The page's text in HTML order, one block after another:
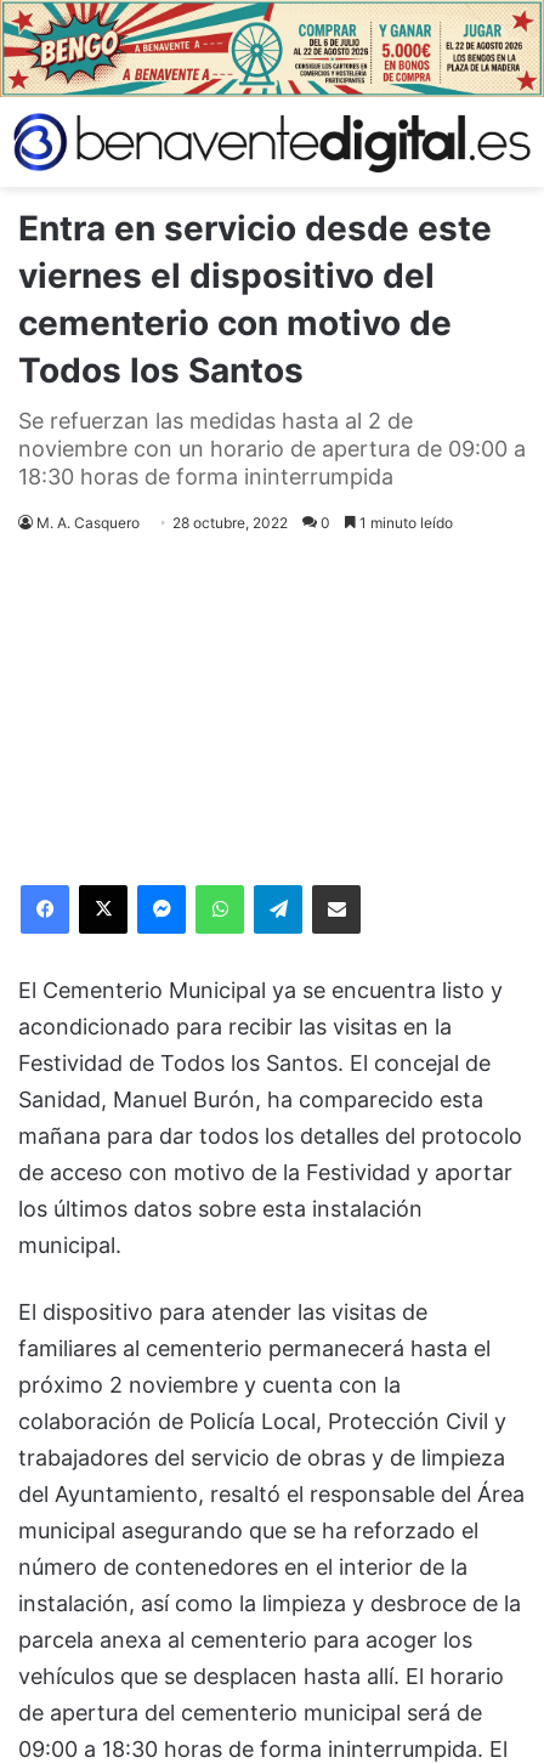
Entra en servicio desde este
viernes el dispositivo del
cementerio con motivo de
Todos los Santos
Se refuerzan las medidas hasta al 2 de
noviembre con un horario de apertura de 09:00 a
18:30 horas de forma ininterrumpida
M. A. Casquero 28 octubre, 2022 0 1 minuto leído
Facebook
X MessengerWhatsAppTelegramCompartir via Email
El Cementerio Municipal ya se encuentra listo y
acondicionado para recibir las visitas en la
Festividad de Todos los Santos. El concejal de
Sanidad, Manuel Burón, ha comparecido esta
mañana para dar todos los detalles del protocolo
de acceso con motivo de la Festividad y aportar
los últimos datos sobre esta instalación
municipal.
El dispositivo para atender las visitas de
familiares al cementerio permanecerá hasta el
próximo 2 noviembre y cuenta con la
colaboración de Policía Local, Protección Civil y
trabajadores del servicio de obras y de limpieza
del Ayuntamiento, resaltó el responsable del Área
municipal asegurando que se ha reforzado el
número de contenedores en el interior de la
instalación, así como la limpieza y desbroce de la
parcela anexa al cementerio para acoger los
vehículos que se desplacen hasta allí. El horario
de apertura del cementerio municipal será de
09:00 a 18:30 horas de forma ininterrumpida. El